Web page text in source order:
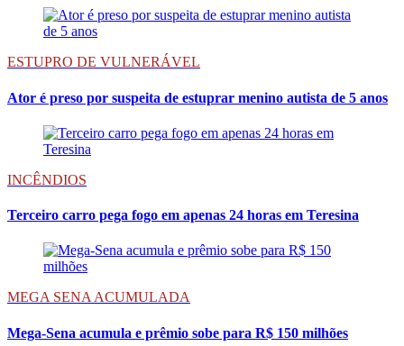
ESTUPRO DE VULNERÁVEL
Ator é preso por suspeita de estuprar menino autista de 5 anos
INCÊNDIOS
Terceiro carro pega fogo em apenas 24 horas em Teresina
MEGA SENA ACUMULADA
Mega-Sena acumula e prêmio sobe para R$ 150 milhões